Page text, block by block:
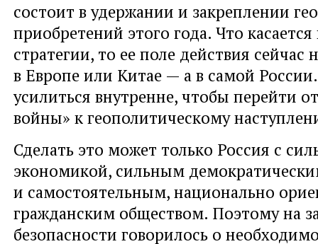
состоит в удержании и закреплении
приобретений этого года. Что
стратегии, то ее поле действия сейчас
в Европе или Китае — а в самой
усилиться внутренне, чтобы перейти
войны» к геополитическому
Сделать это может только Россия с
экономикой, сильным
и самостоятельным, национально
гражданским обществом. Поэтому на
безопасности говорилось о